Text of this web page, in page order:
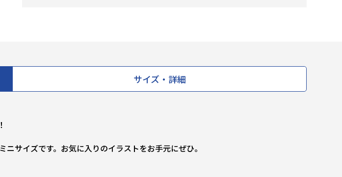
サイズ・詳細
サイズです。お気に入りのイラストをお手元にぜひ。